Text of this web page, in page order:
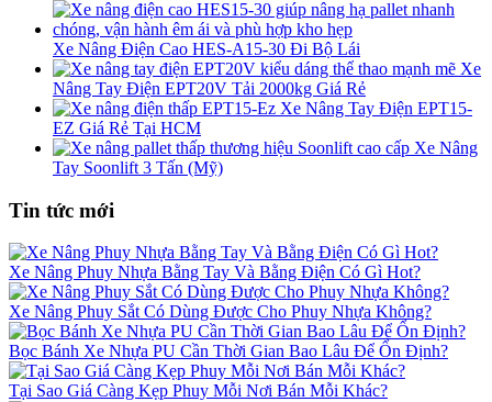
Xe Nâng Điện Cao HES-A15-30 Đi Bộ Lái
Xe
Nâng Tay Điện EPT20V Tải 2000kg Giá Rẻ
Xe Nâng Tay Điện EPT15-
EZ Giá Rẻ Tại HCM
Xe Nâng
Tay Soonlift 3 Tấn (Mỹ)
Tin tức mới
Xe Nâng Phuy Nhựa Bằng Tay Và Bằng Điện Có Gì Hot?
Xe Nâng Phuy Sắt Có Dùng Được Cho Phuy Nhựa Không?
Bọc Bánh Xe Nhựa PU Cần Thời Gian Bao Lâu Để Ổn Định?
Tại Sao Giá Càng Kẹp Phuy Mỗi Nơi Bán Mỗi Khác?